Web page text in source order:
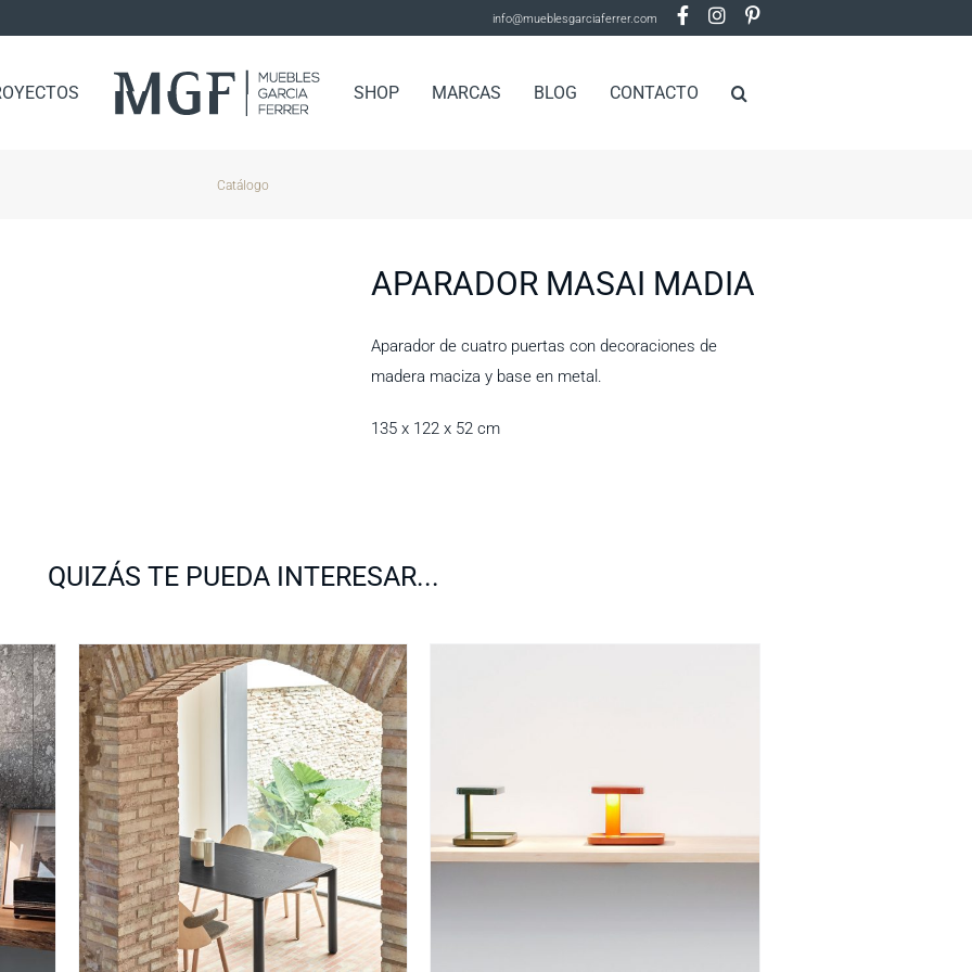
info@mueblesgarciaferrer.com
SHOP MARCAS BLOG CONTACTO
Catálogo
APARADOR MASAI MADIA
Aparador de cuatro puertas con decoraciones de
madera maciza y base en metal.
135 x 122 x 52 cm
QUIZÁS TE PUEDA INTERESAR...